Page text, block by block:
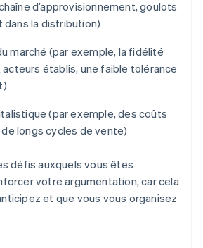
d’approvisionnement, goulots
dans la distribution)
marché (par exemple, la fidélité
établis, une faible tolérance
(par exemple, des coûts
longs cycles de vente)
défis auxquels vous êtes
votre argumentation, car cela
et que vous vous organisez